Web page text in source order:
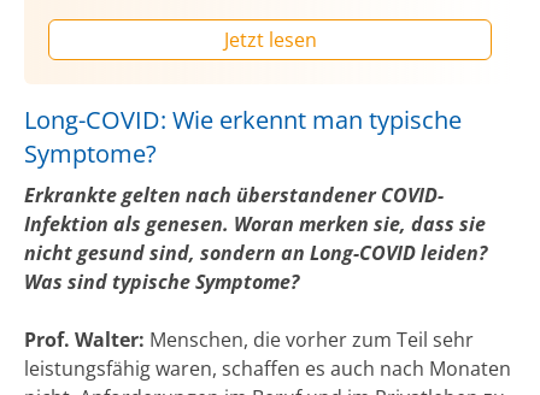
Jetzt lesen
Long-COVID: Wie erkennt man typische
Symptome?
Erkrankte gelten nach überstandener COVID-
Infektion als genesen. Woran merken sie, dass sie
nicht gesund sind, sondern an Long-COVID leiden?
Was sind typische Symptome?
Prof. Walter: Menschen, die vorher zum Teil sehr
leistungsfähig waren, schaffen es auch nach Monaten